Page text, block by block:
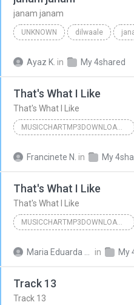
janam janam
UNKNOWN dilwaale
Ayaz K. in My 4shared
That's What I Like
That's What I Like
MUSICCHARTMP3DOWNLOADER
Francinete N. in My
That's What I Like
That's What I Like
MUSICCHARTMP3DOWNLOADER
in My
Track 13
Track 13